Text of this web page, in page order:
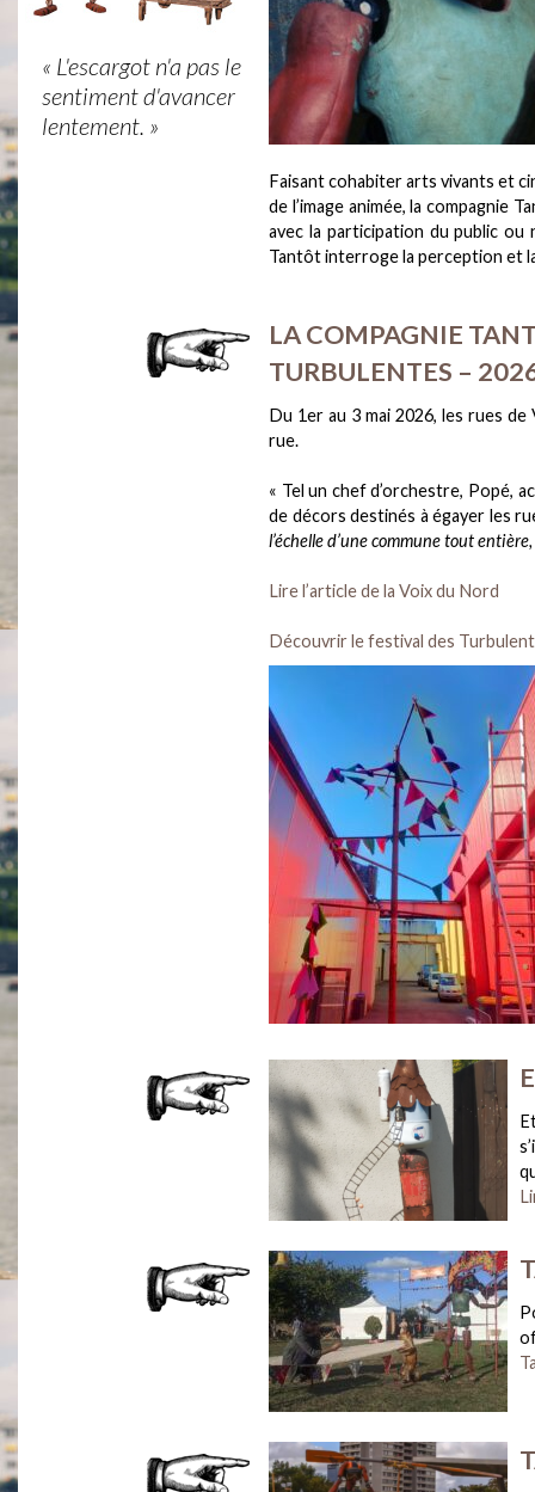
« L'escargot n'a pas le
sentiment d'avancer
lentement. »
Faisant cohabiter arts vivants et
de l’image animée, la compagnie
avec la participation du public
Tantôt interroge la perception et
LA COMPAGNIE
TURBULENTES –
Du 1er au 3 mai 2026, les rues
rue.
« Tel un chef d’orchestre, Popé,
de décors destinés à égayer les
l’échelle d’une commune tout
Lire l’article de la Voix du Nord
Découvrir le festival des